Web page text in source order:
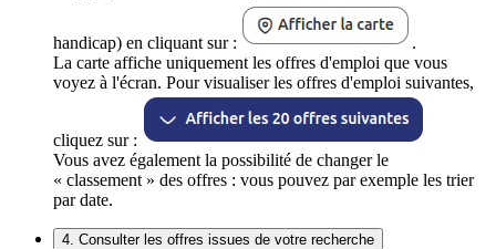
handicap) en cliquant sur :
.
La carte affiche uniquement les offres d'emploi que vous
voyez à l'écran. Pour visualiser les offres d'emploi suivantes,
cliquez sur :
Vous avez également la possibilité de changer le
« classement » des offres : vous pouvez par exemple les trier
par date.
4. Consulter les offres issues de votre recherche